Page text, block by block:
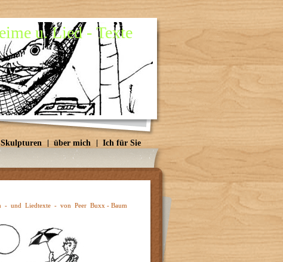
u. Lied - Texte
über mich
Ich für Sie
und Liedtexte - von Peer Buxx - Baum